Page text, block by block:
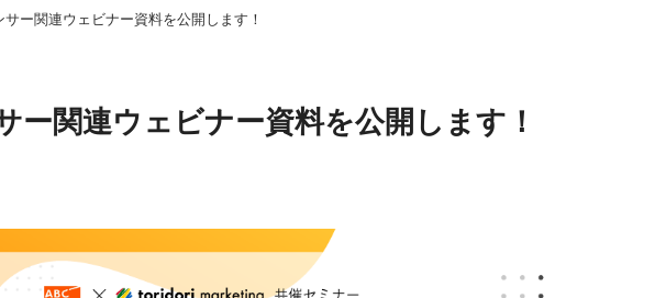
ー関連ウェビナー資料を公開します！
ー関連ウェビナー資料を公開します！